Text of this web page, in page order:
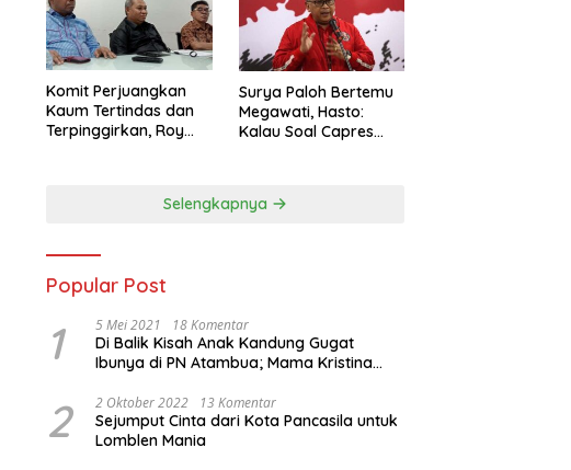
Komit Perjuangkan
Kaum Tertindas dan
Terpinggirkan, Roy
Surya Paloh Bertemu
Megawati, Hasto:
Kalau Soal Capres
Selengkapnya
Popular Post
1 5 Mei 2021 18 Komentar
Di Balik Kisah Anak Kandung Gugat
Ibunya di PN Atambua; Mama Kristina
2 2 Oktober 2022 13 Komentar
Sejumput Cinta dari Kota Pancasila untuk
Lomblen Mania